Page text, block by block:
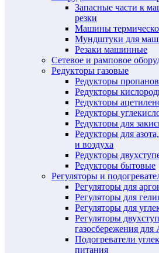
Запасные части к
резки
Машины
Мундштуки для
Резаки машинные
Сетевое и рамповое
Редукторы газовые
Редукторы
Редукторы
Редукторы
Редукторы
Редукторы для
Редукторы для
и воздуха
Редукторы
Редукторы бытовые
Регуляторы и
Регуляторы для
Регуляторы для
Регуляторы для
Регуляторы
газосбережения
Подогреватели
питания